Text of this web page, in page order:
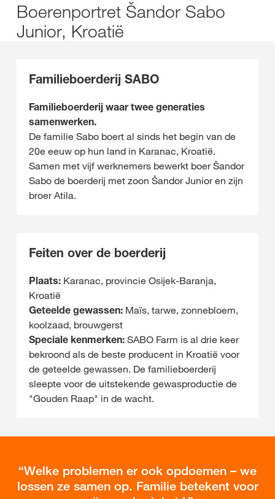
Boerenportret Šandor Sabo
Junior, Kroatië
Familieboerderij SABO
Familieboerderij waar twee generaties
samenwerken.
De familie Sabo boert al sinds het begin van de
20e eeuw op hun land in Karanac, Kroatië.
Samen met vijf werknemers bewerkt boer Šandor
Sabo de boerderij met zoon Šandor Junior en zijn
broer Atila.
Feiten over de boerderij
Plaats: Karanac, provincie Osijek-Baranja,
Kroatië
Geteelde gewassen: Maïs, tarwe, zonnebloem,
koolzaad, brouwgerst
Speciale kenmerken: SABO Farm is al drie keer
bekroond als de beste producent in Kroatië voor
de geteelde gewassen. De familieboerderij
sleepte voor de uitstekende gewasproductie de
"Gouden Raap" in de wacht.
Welke problemen er ook opdoemen – we
lossen ze samen op. Familie betekent voor